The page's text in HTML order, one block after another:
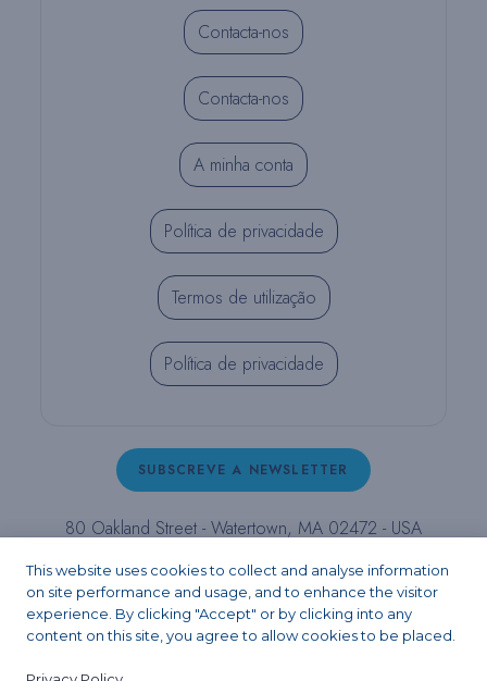
Contacta-nos
Contacta-nos
A minha conta
Política de privacidade
Termos de utilização
Política de privacidade
SUBSCREVE A NEWSLETTER
80 Oakland Street - Watertown, MA 02472 - USA
T (800) 343-4342 - T (617) 926-6666 - F (617) 926-
6262 -contact@pulpdent.com
FacebookInstagramLinkedIn
X YouTube
This website uses cookies to collect and analyse information
on site performance and usage, and to enhance the visitor
experience. By clicking "Accept" or by clicking into any
content on this site, you agree to allow cookies to be placed.